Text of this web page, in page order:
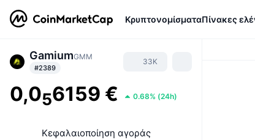
ΚρυπτονομίσματαΠίνακες
GamiumGMM
#2389
33K
0,056159 € 0.68% (24h)
Κεφαλαιοποίηση αγοράς